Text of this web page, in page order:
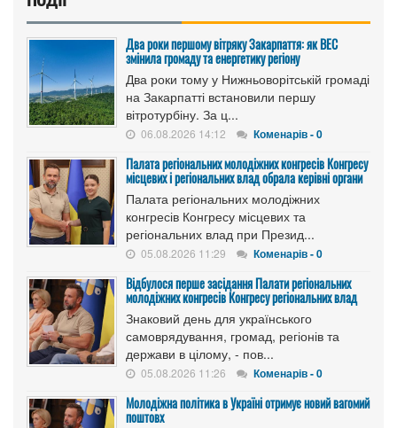
Два роки першому вітряку Закарпаття: як ВЕС
змінила громаду та енергетику регіону
Два роки тому у Нижньоворітській громаді
на Закарпатті встановили першу
вітротурбіну. За ц...
06.08.2026 14:12 Коменарів - 0
Палата регіональних молодіжних конгресів Конгресу
місцевих і регіональних влад обрала керівні органи
Палата регіональних молодіжних
конгресів Конгресу місцевих та
регіональних влад при Презид...
05.08.2026 11:29 Коменарів - 0
Відбулося перше засідання Палати регіональних
молодіжних конгресів Конгресу регіональних влад
Знаковий день для українського
самоврядування, громад, регіонів та
держави в цілому, - пов...
05.08.2026 11:26 Коменарів - 0
Молодіжна політика в Україні отримує новий вагомий
поштовх